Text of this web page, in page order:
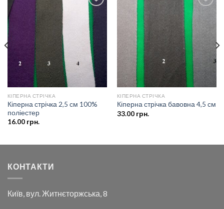
Додати
до
списку
бажань
КІПЕРНА СТРІЧКА
Кіперна стрічка 2,5 см 100%
поліестер
16.00грн.
Додати
до
списку
бажань
КІПЕРНА СТРІЧКА
Кіперна стрічка бавовна 4,5 см
33.00грн.
КОНТАКТИ
Київ, вул. Житнєторжська, 8